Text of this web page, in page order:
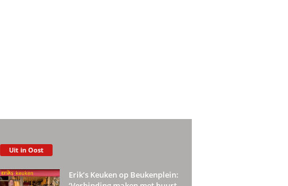
Uit in Oost
Erik’s Keuken op Beukenplein: